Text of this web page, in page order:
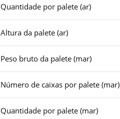
Quantidade por palete (ar)
Altura da palete (ar)
Peso bruto da palete (mar)
Número de caixas por palete (mar)
Quantidade por palete (mar)